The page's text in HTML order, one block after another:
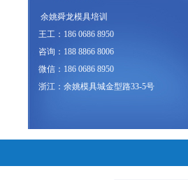
余姚舜龙模具培训
王工：186 0686 8950
咨询：188 8866 8006
微信：186 0686 8950
浙江：余姚模具城金型路33-5号